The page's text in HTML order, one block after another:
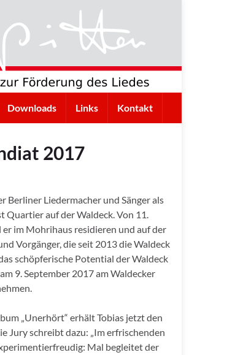
Downloads Links Kontakt
2017
Berliner Liedermacher und Sänger als
auf der Waldeck. Von 11.
im Mohrihaus residieren und auf der
Vorgänger, die seit 2013 die Waldeck
schöpferische Potential der Waldeck
9. September 2017 am Waldecker
„Unerhört“ erhält Tobias jetzt den
Jury schreibt dazu: „Im erfrischenden
Mal begleitet der